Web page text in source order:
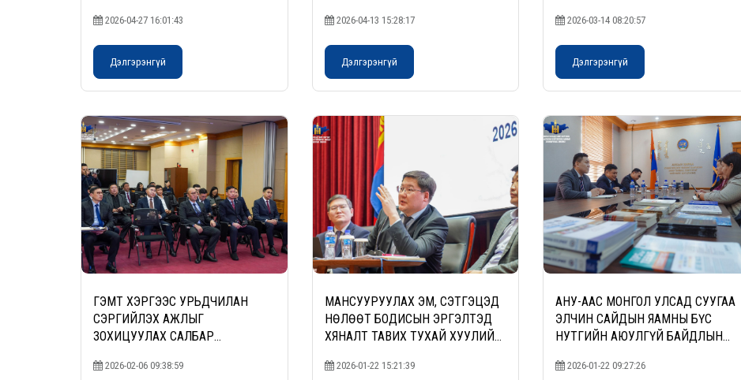
2026-04-27 16:01:43
Дэлгэрэнгүй
АСУУДЛААРХ ШИНЖЭЭЧДИЙН
АЖЛЫН ХЭСГИЙН
ХЭЛЭЛЦҮҮЛЭГ” БОЛЖ БАЙНА
2026-04-13 15:28:17
Дэлгэрэнгүй
2026-03-14 08:20:57
Дэлгэрэнгүй
ГЭМТ ХЭРГЭЭС УРЬДЧИЛАН
СЭРГИЙЛЭХ АЖЛЫГ
ЗОХИЦУУЛАХ САЛБАР
УУЛЗАЛТ ХИЙЛЭЭ
2026-02-06 09:38:59
МАНСУУРУУЛАХ ЭМ, СЭТГЭЦЭД
НӨЛӨӨТ БОДИСЫН ЭРГЭЛТЭД
ХЯНАЛТ ТАВИХ ТУХАЙ ХУУЛИЙН
ТӨСЛИЙН ХЭЛЭЛЦҮҮЛЭГ
2026-01-22 15:21:39
АНУ-ААС МОНГОЛ УЛСАД СУУГАА
ЭЛЧИН САЙДЫН ЯАМНЫ БҮС
НУТГИЙН АЮУЛГҮЙ БАЙДЛЫН
САХИУЛАХ БА АЮУЛГҮЙ
2026-01-22 09:27:26